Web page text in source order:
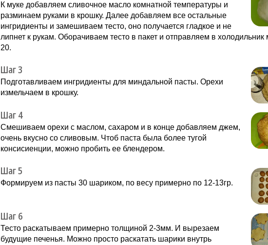
К муке добавляем сливочное масло комнатной температуры и
разминаем руками в крошку. Далее добавляем все остальные
ингридиенты и замешиваем тесто, оно получается гладкое и не
липнет к рукам. Оборачиваем тесто в пакет и отправляем в холодильник
20.
Шаг 3
Подготавливаем ингридиенты для миндальной пасты. Орехи
измельчаем в крошку.
Шаг 4
Смешиваем орехи с маслом, сахаром и в конце добавляем джем,
очень вкусно со сливовым. Чтоб паста была более тугой
консисиенции, можно пробить ее блендером.
Шаг 5
Формируем из пасты 30 шариком, по весу примерно по 12-13гр.
Шаг 6
Тесто раскатываем примерно толщиной 2-3мм. И вырезаем
будущие печенья. Можно просто раскатать шарики внутрь